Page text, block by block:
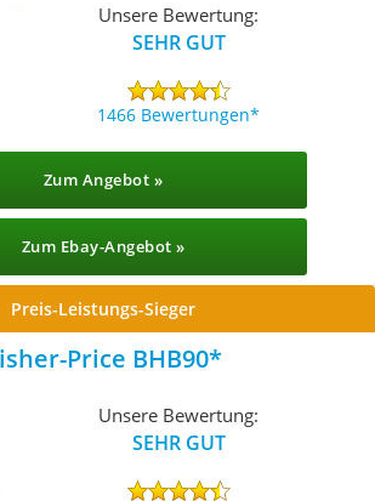
Unsere Bewertung:
SEHR GUT
1466 Bewertungen
Zum Angebot »
Zum Ebay-Angebot »
Preis-Leistungs-Sieger
Price BHB90
Unsere Bewertung:
SEHR GUT